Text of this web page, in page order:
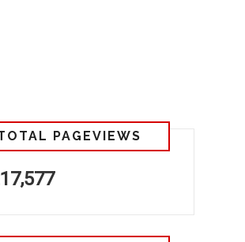
PAGEVIEWS